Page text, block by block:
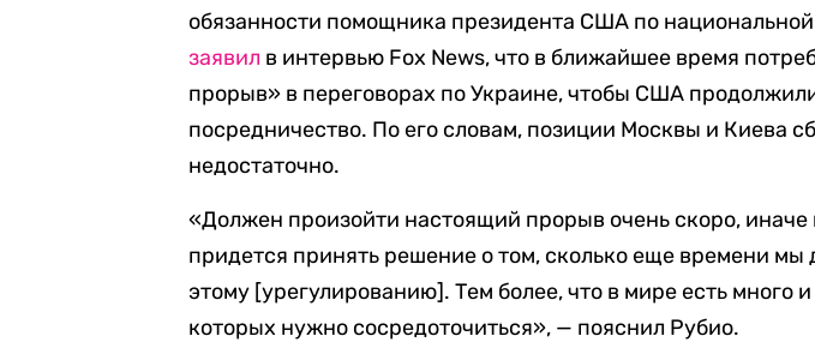
обязанности помощника президента США по национальной
заявил в интервью Fox News, что в ближайшее время
прорыв» в переговорах по Украине, чтобы США
посредничество. По его словам, позиции Москвы и Киева
недостаточно.
«Должен произойти настоящий прорыв очень скоро, иначе
придется принять решение о том, сколько еще времени мы
этому [урегулированию]. Тем более, что в мире есть много
которых нужно сосредоточиться», — пояснил Рубио.